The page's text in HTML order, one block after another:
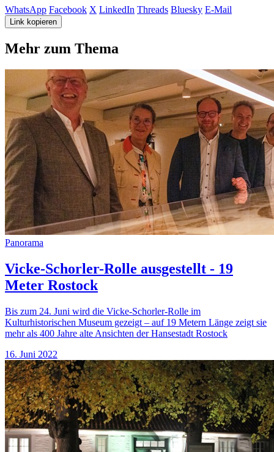
WhatsApp Facebook X LinkedIn Threads Bluesky E-Mail
Link kopieren
Mehr zum Thema
Panorama
Vicke-Schorler-Rolle ausgestellt - 19
Meter Rostock
Bis zum 24. Juni wird die Vicke-Schorler-Rolle im
Kulturhistorischen Museum gezeigt – auf 19 Metern Länge zeigt sie
mehr als 400 Jahre alte Ansichten der Hansestadt Rostock
16. Juni 2022